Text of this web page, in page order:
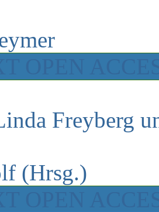
Freyberg
(Hrsg.)